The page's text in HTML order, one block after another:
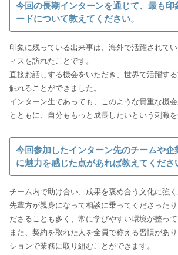
今回の長期インターンを通じて、最も印
ードについて教えてください。
印象に残っている出来事は、海外で活躍されて
ィスを訪れたことです。
直接お話しする機会をいただき、世界で活躍す
触れることができました。
インターン生であっても、このような貴重な機
とともに、自分ももっと成長したいという刺激を
今回参加したインターン先のチームや企
に魅力を感じた点があれば教えてくださ
チーム内で助け合い、成果を褒め合う文化に強く
先輩方が親身になって相談に乗ってくださった
ださることも多く、常に学びやすい環境が整って
また、契約を取れた人を全員で称える習慣があ
ションで業務に取り組むことができます。